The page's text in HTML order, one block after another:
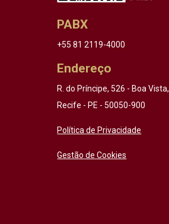
PABX
+55 81 2119-4000
Endereço
R. do Príncipe, 526 - Boa Vista,
Recife - PE - 50050-900
Política de Privacidade
Gestão de Cookies